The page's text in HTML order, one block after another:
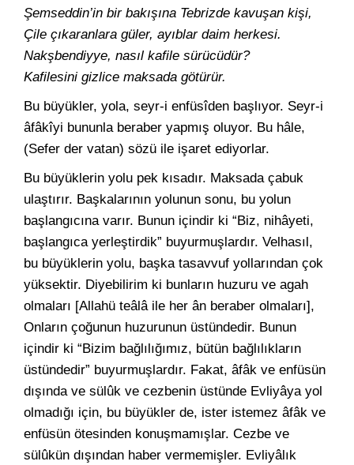
Şemseddin’in bir bakışına Tebrizde kavuşan kişi,
Çile çıkaranlara güler, ayıblar daim herkesi.
Nakşbendiyye, nasıl kafile sürücüdür?
Kafilesini gizlice maksada götürür.
Bu büyükler, yola, seyr-i enfüsîden başlıyor. Seyr-i
âfâkîyi bununla beraber yapmış oluyor. Bu hâle,
(Sefer der vatan) sözü ile işaret ediyorlar.
Bu büyüklerin yolu pek kısadır. Maksada çabuk
ulaştırır. Başkalarının yolunun sonu, bu yolun
başlangıcına varır. Bunun içindir ki “Biz, nihâyeti,
başlangıca yerleştirdik” buyurmuşlardır. Velhasıl,
bu büyüklerin yolu, başka tasavvuf yollarından çok
yüksektir. Diyebilirim ki bunların huzuru ve agah
olmaları [Allahü teâlâ ile her ân beraber olmaları],
Onların çoğunun huzurunun üstündedir. Bunun
içindir ki “Bizim bağlılığımız, bütün bağlılıkların
üstündedir” buyurmuşlardır. Fakat, âfâk ve enfüsün
dışında ve sülûk ve cezbenin üstünde Evliyâya yol
olmadığı için, bu büyükler de, ister istemez âfâk ve
enfüsün ötesinden konuşmamışlar. Cezbe ve
sülûkün dışından haber vermemişler. Evliyâlık